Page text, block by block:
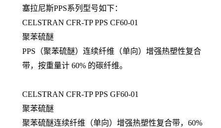
塞拉尼斯PPS系列型号如下：
CELSTRAN CFR-TP PPS CF60-01
聚苯硫醚
PPS（聚苯硫醚）连续纤维（单向）增强热塑性复合
带，按重量计 60% 的碳纤维。
CELSTRAN CFR-TP PPS GF60-01
聚苯硫醚
聚苯硫醚连续纤维（单向）增强热塑性复合带，60%